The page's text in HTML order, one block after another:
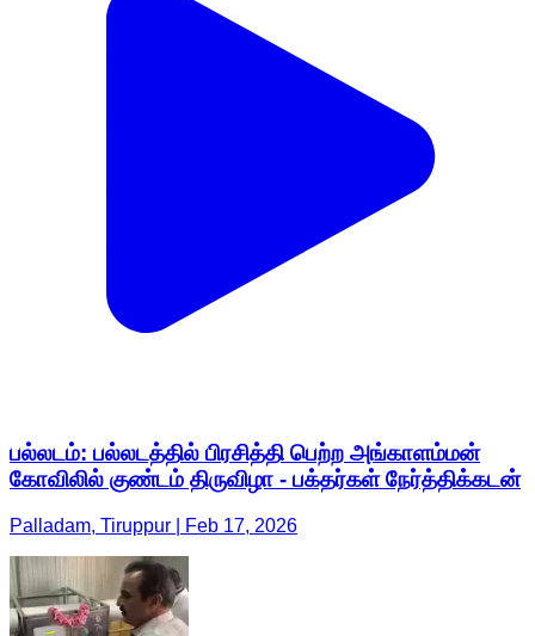
பல்லடம்: பல்லடத்தில் பிரசித்தி பெற்ற அங்காளம்மன்
கோவிலில் குண்டம் திருவிழா - பக்தர்கள் நேர்த்திக்கடன்
Palladam, Tiruppur | Feb 17, 2026